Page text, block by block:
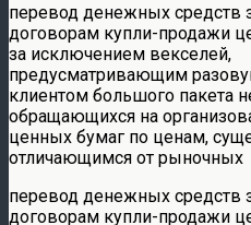
перевод денежных средств
договорам купли-продажи
за исключением векселей,
предусматривающим
клиентом большого пакета
обращающихся на
ценных бумаг по ценам,
отличающимся от рыночных
перевод денежных средств
договорам купли-продажи